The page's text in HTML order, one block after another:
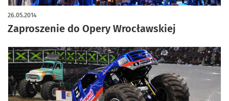
Zaproszenie do Opery Wrocławskiej
26.05.2014